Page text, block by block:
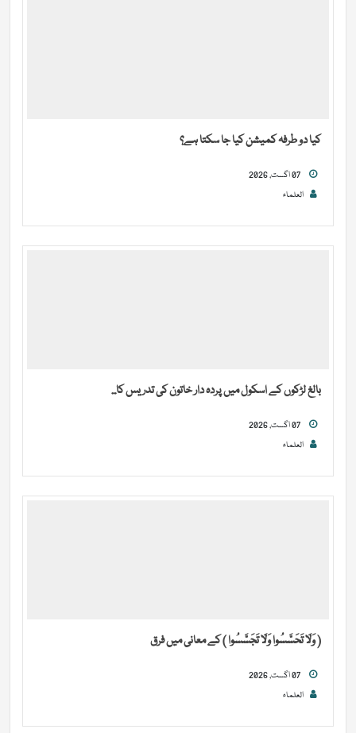
کیا دو طرفہ کمیشن کیا جا سکتا ہے؟
العلماء
بالغ لڑکوں کے اسکول میں پردہ دار خاتون کی تدریس کا...
العلماء
( وَلَا تَحَسَّسُوا وَلَا تَجَسَّسُوا ) کے معانی میں فرق
العلماء